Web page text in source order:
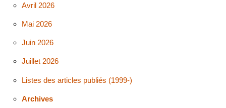
Avril 2026
Mai 2026
Juin 2026
Juillet 2026
Listes des articles publiés (1999-)
Archives